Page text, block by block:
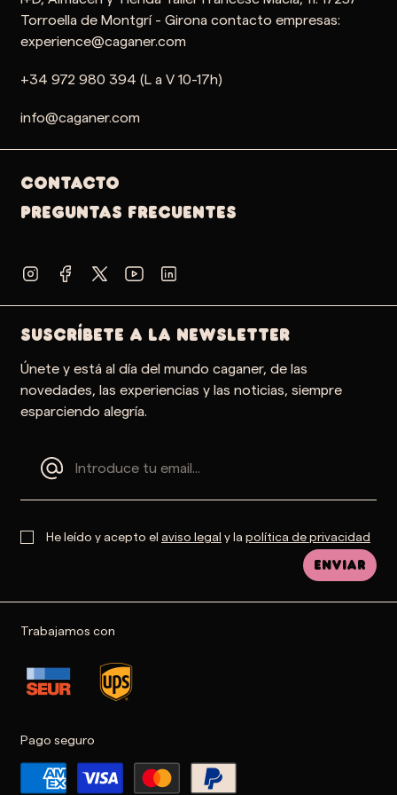
Torroella de Montgrí - Girona contacto empresas:
experience@caganer.com
+34 972 980 394 (L a V 10-17h)
info@caganer.com
Contacto
PREGUNTAS FRECUENTES
SUSCRÍBETE A LA NEWSLETTER
Únete y está al día del mundo caganer, de las
novedades, las experiencias y las noticias, siempre
esparciendo alegría.
He leído y acepto el aviso legal y la política de privacidad
Enviar
Trabajamos con
Pago seguro